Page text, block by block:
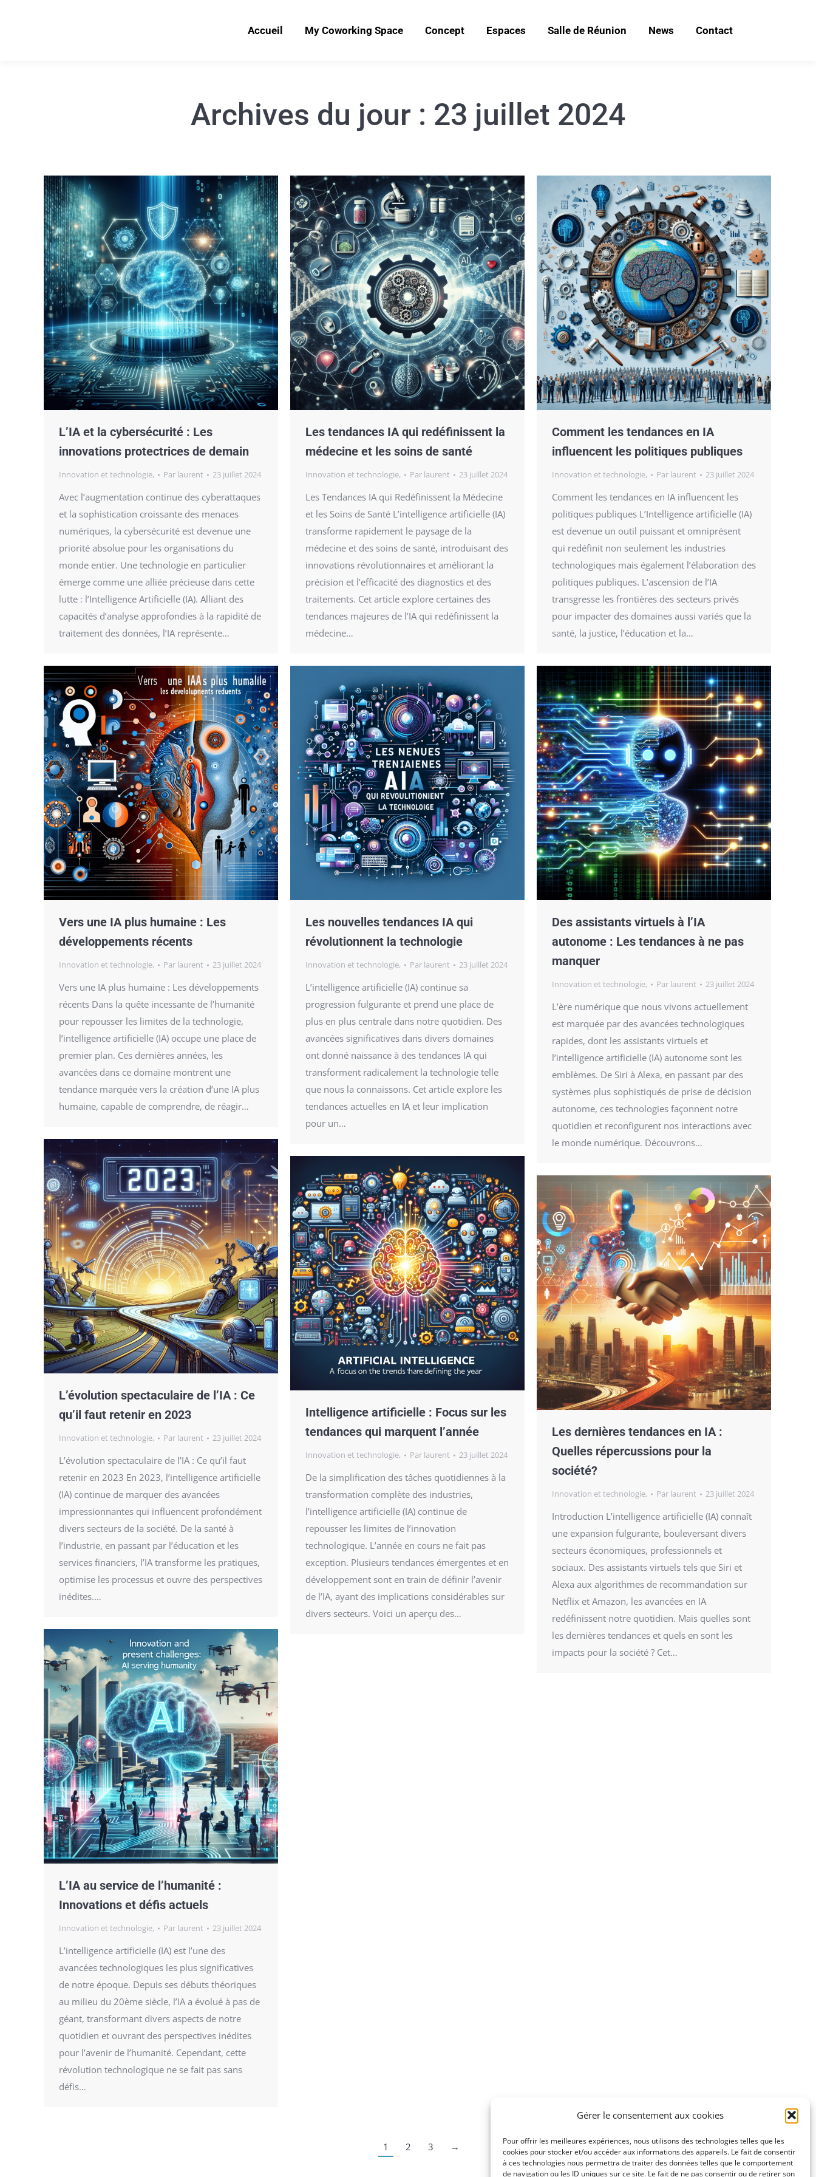
Gérer le consentement aux cookies
Pour offrir les meilleures expériences, nous utilisons des technologies telles que les
cookies pour stocker et/ou accéder aux informations des appareils. Le fait de consentir
à ces technologies nous permettra de traiter des données telles que le comportement
de navigation ou les ID uniques sur ce site. Le fait de ne pas consentir ou de retirer son
Accueil My Coworking Space Concept Espaces Salle de Réunion News Contact
Archives du jour : 23 juillet 2024
L’IA et la cybersécurité : Les
innovations protectrices de demain
Innovation et technologie, Par laurent 23 juillet 2024
Avec l’augmentation continue des cyberattaques
et la sophistication croissante des menaces
numériques, la cybersécurité est devenue une
priorité absolue pour les organisations du
monde entier. Une technologie en particulier
émerge comme une alliée précieuse dans cette
lutte : l’Intelligence Artificielle (IA). Alliant des
capacités d’analyse approfondies à la rapidité de
traitement des données, l’IA représente…
Les tendances IA qui redéfinissent la
médecine et les soins de santé
Innovation et technologie, Par laurent 23 juillet 2024
Les Tendances IA qui Redéfinissent la Médecine
et les Soins de Santé L’intelligence artificielle (IA)
transforme rapidement le paysage de la
médecine et des soins de santé, introduisant des
innovations révolutionnaires et améliorant la
précision et l’efficacité des diagnostics et des
traitements. Cet article explore certaines des
tendances majeures de l’IA qui redéfinissent la
médecine…
Comment les tendances en IA
influencent les politiques publiques
Innovation et technologie, Par laurent 23 juillet 2024
Comment les tendances en IA influencent les
politiques publiques L’Intelligence artificielle (IA)
est devenue un outil puissant et omniprésent
qui redéfinit non seulement les industries
technologiques mais également l’élaboration des
politiques publiques. L’ascension de l’IA
transgresse les frontières des secteurs privés
pour impacter des domaines aussi variés que la
santé, la justice, l’éducation et la…
Vers une IA plus humaine : Les
développements récents
Innovation et technologie, Par laurent 23 juillet 2024
Vers une IA plus humaine : Les développements
récents Dans la quête incessante de l’humanité
pour repousser les limites de la technologie,
l’intelligence artificielle (IA) occupe une place de
premier plan. Ces dernières années, les
avancées dans ce domaine montrent une
tendance marquée vers la création d’une IA plus
humaine, capable de comprendre, de réagir…
Les nouvelles tendances IA qui
révolutionnent la technologie
Innovation et technologie, Par laurent 23 juillet 2024
L’intelligence artificielle (IA) continue sa
progression fulgurante et prend une place de
plus en plus centrale dans notre quotidien. Des
avancées significatives dans divers domaines
ont donné naissance à des tendances IA qui
transforment radicalement la technologie telle
que nous la connaissons. Cet article explore les
tendances actuelles en IA et leur implication
pour un…
Des assistants virtuels à l’IA
autonome : Les tendances à ne pas
manquer
Innovation et technologie, Par laurent 23 juillet 2024
L’ère numérique que nous vivons actuellement
est marquée par des avancées technologiques
rapides, dont les assistants virtuels et
l’intelligence artificielle (IA) autonome sont les
emblèmes. De Siri à Alexa, en passant par des
systèmes plus sophistiqués de prise de décision
autonome, ces technologies façonnent notre
quotidien et reconfigurent nos interactions avec
le monde numérique. Découvrons…
L’évolution spectaculaire de l’IA : Ce
qu’il faut retenir en 2023
Innovation et technologie, Par laurent 23 juillet 2024
L’évolution spectaculaire de l’IA : Ce qu’il faut
retenir en 2023 En 2023, l’intelligence artificielle
(IA) continue de marquer des avancées
impressionnantes qui influencent profondément
divers secteurs de la société. De la santé à
l’industrie, en passant par l’éducation et les
services financiers, l’IA transforme les pratiques,
optimise les processus et ouvre des perspectives
inédites.…
Intelligence artificielle : Focus sur les
tendances qui marquent l’année
Innovation et technologie, Par laurent 23 juillet 2024
De la simplification des tâches quotidiennes à la
transformation complète des industries,
l’intelligence artificielle (IA) continue de
repousser les limites de l’innovation
technologique. L’année en cours ne fait pas
exception. Plusieurs tendances émergentes et en
développement sont en train de définir l’avenir
de l’IA, ayant des implications considérables sur
divers secteurs. Voici un aperçu des…
Les dernières tendances en IA :
Quelles répercussions pour la
société?
Innovation et technologie, Par laurent 23 juillet 2024
Introduction L’intelligence artificielle (IA) connaît
une expansion fulgurante, bouleversant divers
secteurs économiques, professionnels et
sociaux. Des assistants virtuels tels que Siri et
Alexa aux algorithmes de recommandation sur
Netflix et Amazon, les avancées en IA
redéfinissent notre quotidien. Mais quelles sont
les dernières tendances et quels en sont les
impacts pour la société ? Cet…
L’IA au service de l’humanité :
Innovations et défis actuels
Innovation et technologie, Par laurent 23 juillet 2024
L’intelligence artificielle (IA) est l’une des
avancées technologiques les plus significatives
de notre époque. Depuis ses débuts théoriques
au milieu du 20ème siècle, l’IA a évolué à pas de
géant, transformant divers aspects de notre
quotidien et ouvrant des perspectives inédites
pour l’avenir de l’humanité. Cependant, cette
révolution technologique ne se fait pas sans
défis…
1 2 3 →